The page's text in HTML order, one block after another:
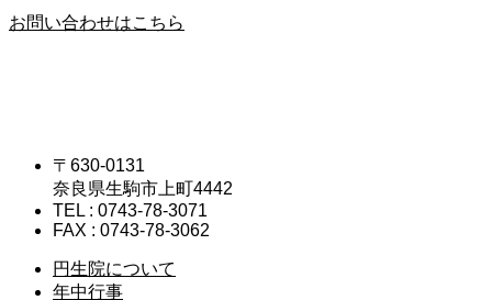
お問い合わせはこちら
〒630-0131
奈良県生駒市上町4442
TEL : 0743-78-3071
FAX : 0743-78-3062
円生院について
年中行事